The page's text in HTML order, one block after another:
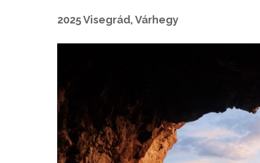
2025 Visegrád, Várhegy